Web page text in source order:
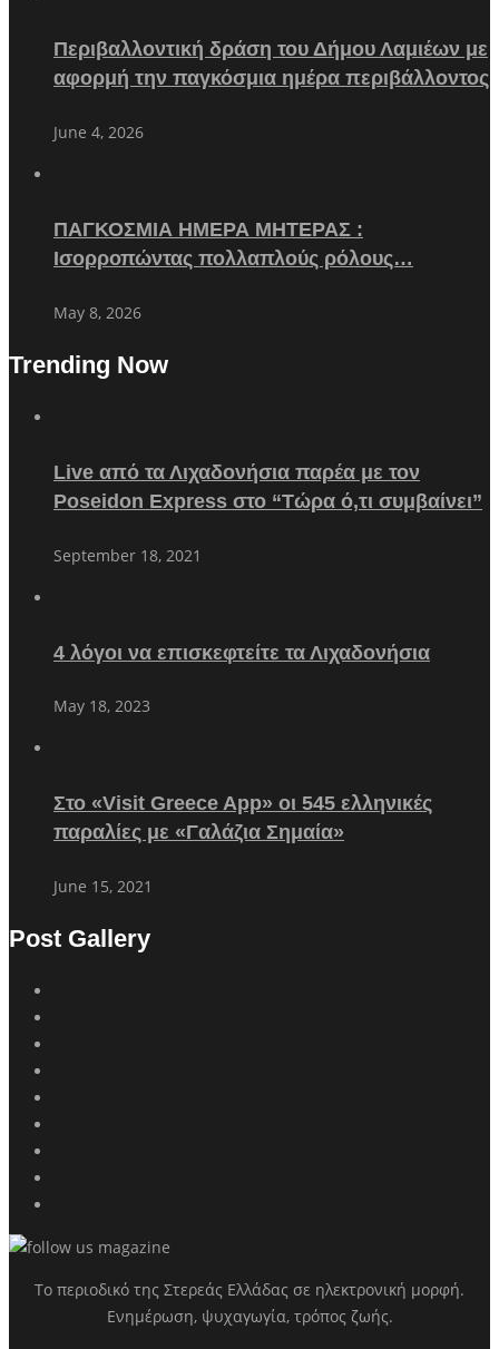
Περιβαλλοντική δράση του Δήμου Λαμιέων με
αφορμή την παγκόσμια ημέρα περιβάλλοντος
June 4, 2026
ΠΑΓΚΟΣΜΙΑ ΗΜΕΡΑ ΜΗΤΕΡΑΣ :
Ισορροπώντας πολλαπλούς ρόλους…
May 8, 2026
Trending Now
Live από τα Λιχαδονήσια παρέα με τον
Poseidon Express στο “Τώρα ό,τι συμβαίνει”
September 18, 2021
4 λόγοι να επισκεφτείτε τα Λιχαδονήσια
May 18, 2023
Στο «Visit Greece App» οι 545 ελληνικές
παραλίες με «Γαλάζια Σημαία»
June 15, 2021
Post Gallery
Το περιοδικό της Στερεάς Ελλάδας σε ηλεκτρονική μορφή.
Ενημέρωση, ψυχαγωγία, τρόπος ζωής.